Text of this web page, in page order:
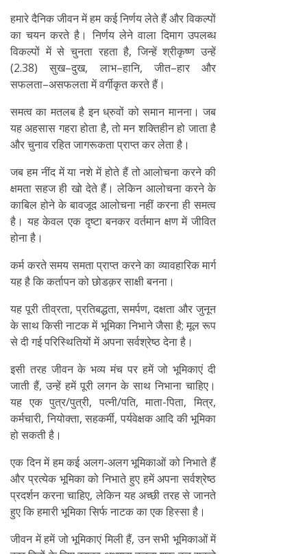
हमारे दैनिक जीवन में हम कई निर्णय लेते हैं और विकल्पों
का चयन करते है। निर्णय लेने वाला दिमाग उपलब्ध
विकल्पों में से चुनता रहता है, जिन्हें श्रीकृष्ण उन्हें
(2.38) सुख–दुख, लाभ–हानि, जीत–हार और
सफलता–असफलता में वर्गीकृत करते हैं।
समत्व का मतलब है इन ध्रुवों को समान मानना। जब
यह अहसास गहरा होता है, तो मन शक्तिहीन हो जाता है
और चुनाव रहित जागरूकता प्राप्त कर लेता है।
जब हम नींद में या नशे में होते हैं तो आलोचना करने की
क्षमता सहज ही खो देते हैं। लेकिन आलोचना करने के
काबिल होने के बावजूद आलोचना नहीं करना ही समत्व
है। यह केवल एक दृष्टा बनकर वर्तमान क्षण में जीवित
होना है।
कर्म करते समय समता प्राप्त करने का व्यावहारिक मार्ग
यह है कि कर्तापन को छोडक़र साक्षी बनना।
यह पूरी तीव्रता, प्रतिबद्धता, समर्पण, दक्षता और जुनून
के साथ किसी नाटक में भूमिका निभाने जैसा है; मूल रूप
से दी गई परिस्थितियों में अपना सर्वश्रेष्ठ देना है।
इसी तरह जीवन के भव्य मंच पर हमें जो भूमिकाएं दी
जाती हैं, उन्हें हमें पूरी लगन के साथ निभाना चाहिए।
यह एक पुत्र/पुत्री, पत्नी/पति, माता-पिता, मित्र,
कर्मचारी, नियोक्ता, सहकर्मी, पर्यवेक्षक आदि की भूमिका
हो सकती है।
एक दिन में हम कई अलग-अलग भूमिकाओं को निभाते हैं
और प्रत्येक भूमिका को निभाते हुए हमें अपना सर्वश्रेष्ठ
प्रदर्शन करना चाहिए, लेकिन यह अच्छी तरह से जानते
हुए कि हमारी भूमिका सिर्फ नाटक का एक हिस्सा है।
जीवन में हमें जो भूमिकाएं मिली हैं, उन सभी भूमिकाओं में